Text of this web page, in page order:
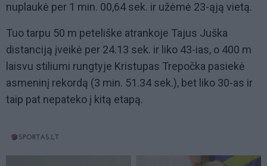
nuplaukė per 1 min. 00,64 sek. ir užėmė 23-ąją vietą.
Tuo tarpu 50 m peteliške atrankoje Tajus Juška
distanciją įveikė per 24.13 sek. ir liko 43-ias, o 400 m
laisvu stiliumi rungtyje Kristupas Trepočka pasiekė
asmeninį rekordą (3 min. 51.34 sek.), bet liko 30-as ir
taip pat nepateko į kitą etapą.